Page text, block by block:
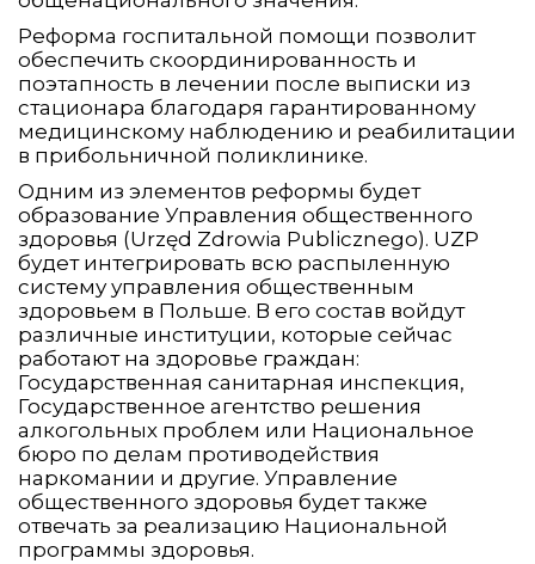
Реформа госпитальной помощи позволит
обеспечить скоординированность и
поэтапность в лечении после выписки из
стационара благодаря гарантированному
медицинскому наблюдению и реабилитации
в прибольничной поликлинике.
Одним из элементов реформы будет
образование Управления общественного
здоровья (Urzęd Zdrowia Publicznego). UZP
будет интегрировать всю распыленную
систему управления общественным
здоровьем в Польше. В его состав войдут
различные институции, которые сейчас
работают на здоровье граждан:
Государственная санитарная инспекция,
Государственное агентство решения
алкогольных проблем или Национальное
бюро по делам противодействия
наркомании и другие. Управление
общественного здоровья будет также
отвечать за реализацию Национальной
программы здоровья.